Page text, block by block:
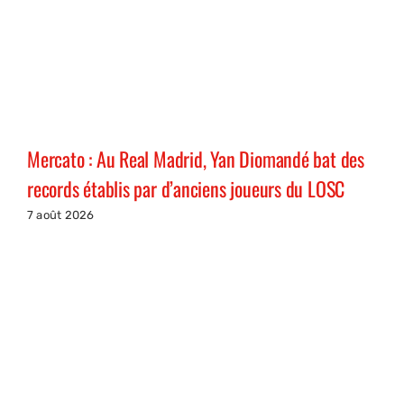
Mercato : Au Real Madrid, Yan Diomandé bat des
records établis par d’anciens joueurs du LOSC
7 août 2026